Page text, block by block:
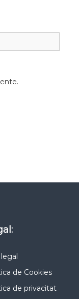
de Cookies
de privacitat